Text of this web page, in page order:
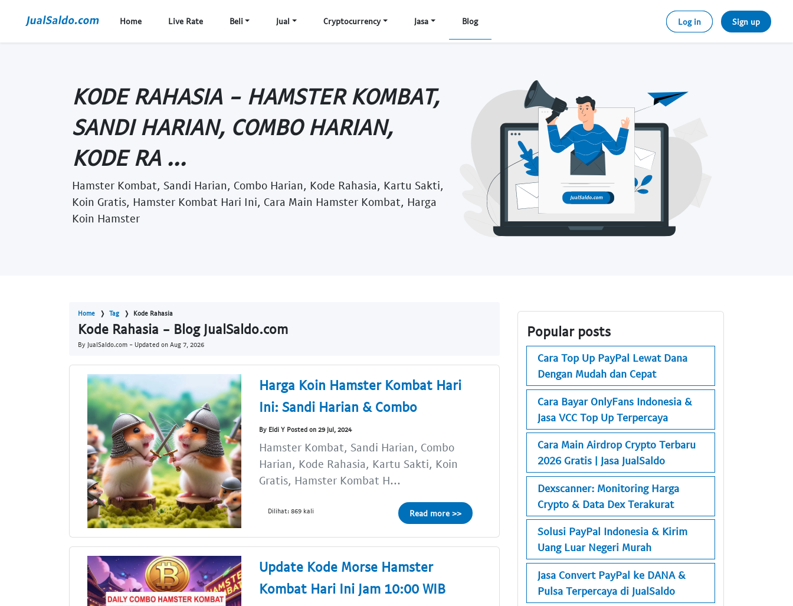
Home Live Rate Beli Jual Cryptocurrency Jasa Blog Log in Sign up
KODE RAHASIA - HAMSTER KOMBAT,
SANDI HARIAN, COMBO HARIAN,
KODE RA ...
Hamster Kombat, Sandi Harian, Combo Harian, Kode Rahasia, Kartu Sakti,
Koin Gratis, Hamster Kombat Hari Ini, Cara Main Hamster Kombat, Harga
Koin Hamster
Home Tag Kode Rahasia
Kode Rahasia - Blog JualSaldo.com
By JualSaldo.com - Updated on Aug 7, 2026
Harga Koin Hamster Kombat Hari
Ini: Sandi Harian & Combo
By Eldi Y Posted on 29 Jul, 2024
Hamster Kombat, Sandi Harian, Combo
Harian, Kode Rahasia, Kartu Sakti, Koin
Gratis, Hamster Kombat H...
Dilihat: 869 kali Read more >>
Update Kode Morse Hamster
Kombat Hari Ini Jam 10:00 WIB
Popular posts
Cara Top Up PayPal Lewat Dana
Dengan Mudah dan Cepat
Cara Bayar OnlyFans Indonesia &
Jasa VCC Top Up Terpercaya
Cara Main Airdrop Crypto Terbaru
2026 Gratis | Jasa JualSaldo
Dexscanner: Monitoring Harga
Crypto & Data Dex Terakurat
Solusi PayPal Indonesia & Kirim
Uang Luar Negeri Murah
Jasa Convert PayPal ke DANA &
Pulsa Terpercaya di JualSaldo